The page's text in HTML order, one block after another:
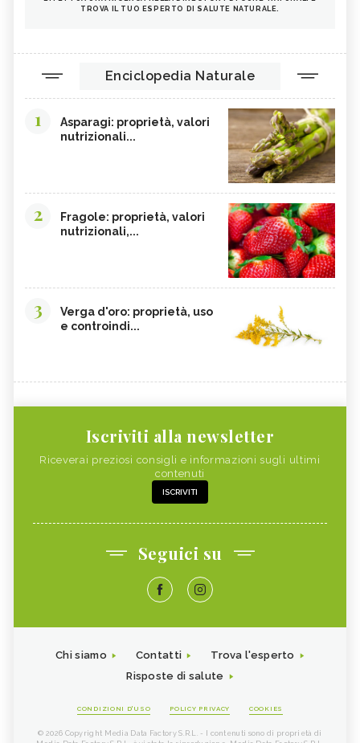
TROVA IL TUO ESPERTO DI SALUTE NATURALE.
Enciclopedia Naturale
1
Asparagi: proprietà, valori
nutrizionali...
2
Fragole: proprietà, valori
nutrizionali,...
3
Verga d'oro: proprietà, uso
e controindi...
Iscriviti alla newsletter
Riceverai preziosi consigli e informazioni sugli ultimi
contenuti
ISCRIVITI
Seguici su
Chi siamo Contatti
Trova l'esperto
Risposte di salute
CONDIZIONI D'USO POLICY PRIVACY COOKIES
© 2026 Copyright Media Data Factory S.R.L. - I contenuti sono di proprietà di